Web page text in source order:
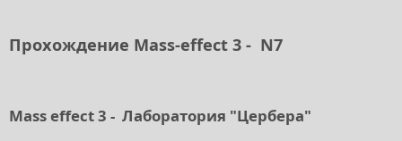
Прохождение Mass-effect 3 - N7
Mass effect 3 - Лаборатория "Цербера"